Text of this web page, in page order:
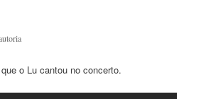
o Lu cantou no concerto.